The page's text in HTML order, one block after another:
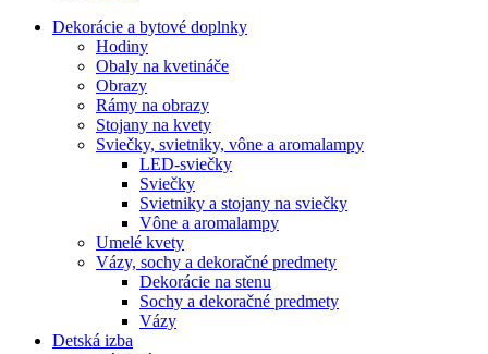
Dekorácie a bytové doplnky
Hodiny
Obaly na kvetináče
Obrazy
Rámy na obrazy
Stojany na kvety
Sviečky, svietniky, vône a aromalampy
LED-sviečky
Sviečky
Svietniky a stojany na sviečky
Vône a aromalampy
Umelé kvety
Vázy, sochy a dekoračné predmety
Dekorácie na stenu
Sochy a dekoračné predmety
Vázy
Detská izba